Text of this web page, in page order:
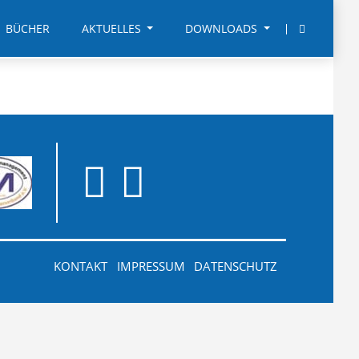
BÜCHER AKTUELLES DOWNLOADS
KONTAKT IMPRESSUM DATENSCHUTZ